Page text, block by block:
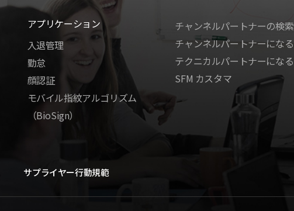
アプリケーション
入退管理
勤怠
顔認証
モバイル指紋アルゴリズム
（BioSign）
チャンネルパートナーの検索
チャンネルパートナーになる
テクニカルパートナーになる
SFM カスタマ
サプライヤー行動規範